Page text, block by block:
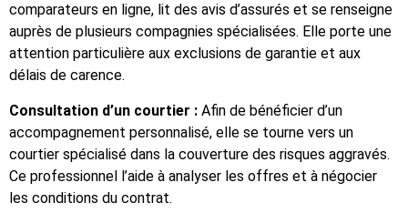
comparateurs en ligne, lit des avis d’assurés et se renseigne
auprès de plusieurs compagnies spécialisées. Elle porte une
attention particulière aux exclusions de garantie et aux
délais de carence.
Consultation d’un courtier : Afin de bénéficier d’un
accompagnement personnalisé, elle se tourne vers un
courtier spécialisé dans la couverture des risques aggravés.
Ce professionnel l’aide à analyser les offres et à négocier
les conditions du contrat.